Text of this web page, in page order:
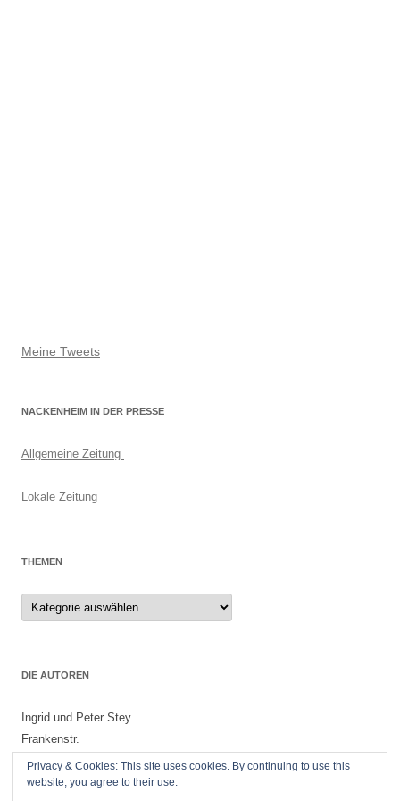
Meine Tweets
NACKENHEIM IN DER PRESSE
Allgemeine Zeitung
Lokale Zeitung
THEMEN
Themen
DIE AUTOREN
Ingrid und Peter Stey
Frankenstr.
55299 Nackenheim
Privacy & Cookies: This site uses cookies. By continuing to use this
website, you agree to their use.